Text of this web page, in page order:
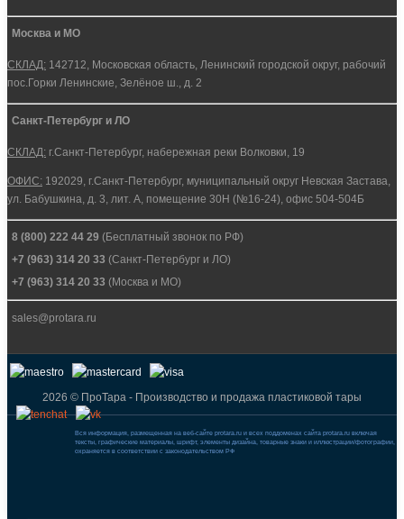
Москва и МО
СКЛАД: 142712, Московская область, Ленинский городской округ, рабочий
пос.Горки Ленинские, Зелёное ш., д. 2
Санкт-Петербург и ЛО
СКЛАД: г.Санкт-Петербург, набережная реки Волковки, 19
ОФИС: 192029, г.Санкт-Петербург, муниципальный округ Невская Застава,
ул. Бабушкина, д. 3, лит. А, помещение 30Н (№16-24), офис 504-504Б
8 (800) 222 44 29 (Бесплатный звонок по РФ)
+7 (963) 314 20 33 (Санкт-Петербург и ЛО)
+7 (963) 314 20 33 (Москва и МО)
sales@protara.ru
2026 © ПроТара - Производство и продажа пластиковой тары
Вся информация, размещенная на веб-сайте protara.ru и всех поддоменах сайта protara.ru включая
тексты, графические материалы, шрифт, элементы дизайна, товарные знаки и иллюстрации/фотографии,
охраняется в соответствии с законодательством РФ